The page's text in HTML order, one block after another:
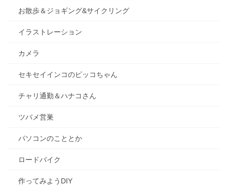
お散歩＆ジョギング&サイクリング
イラストレーション
カメラ
セキセイインコのピッコちゃん
チャリ通勤＆ハナコさん
ツバメ営巣
パソコンのこととか
ロードバイク
作ってみようDIY